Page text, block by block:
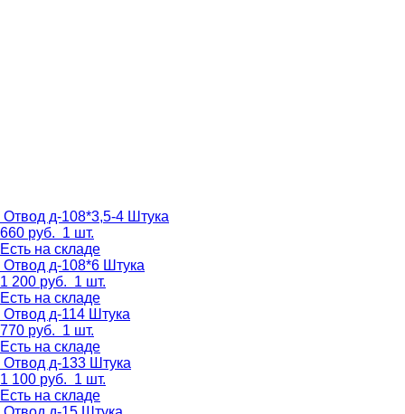
Отвод д-108*3,5-4 Штука
660 руб. 1 шт.
Есть на складе
Отвод д-108*6 Штука
1 200 руб. 1 шт.
Есть на складе
Отвод д-114 Штука
770 руб. 1 шт.
Есть на складе
Отвод д-133 Штука
1 100 руб. 1 шт.
Есть на складе